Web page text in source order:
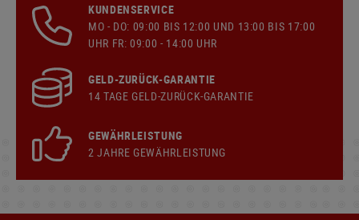
KUNDENSERVICE
MO - DO: 09:00 BIS 12:00 UND 13:00 BIS 17:00
UHR FR: 09:00 - 14:00 UHR
GELD-ZURÜCK-GARANTIE
14 TAGE GELD-ZURÜCK-GARANTIE
GEWÄHRLEISTUNG
2 JAHRE GEWÄHRLEISTUNG